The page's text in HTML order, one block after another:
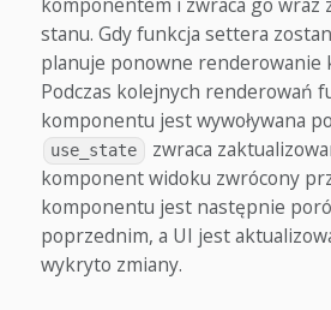
komponentem i zwraca go wraz
stanu. Gdy funkcja settera
planuje ponowne renderowanie
Podczas kolejnych renderowań
komponentu jest wywoływana
use_state
zwraca
komponent widoku zwrócony
komponentu jest następnie
poprzednim, a UI jest
wykryto zmiany.